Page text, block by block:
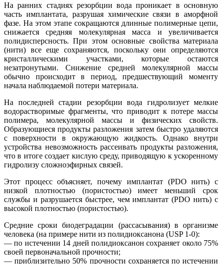
На ранних стадиях резорбции вода проникает в основную
часть имплантата, разрушая химические связи в аморфной
фазе. На этом этапе сокращаются длинные полимерные цепи,
снижается средняя молекулярная масса и увеличивается
полидисперсность. При этом основные свойства материала
(нити) все еще сохраняются, поскольку они определяются
кристаллическими участками, которые остаются
незатронутыми. Снижение средней молекулярной массы
обычно происходит в период, предшествующий моменту
начала наблюдаемой потери материала.
На последней стадии резорбции вода гидролизует мелкие
водорастворимые фрагменты, что приводит к потере массы
полимера, молекулярной массы и физических свойств.
Образующиеся продукты разложения затем быстро удаляются
с поверхности в окружающую жидкость. Однако внутри
устройства невозможность рассеивать продукты разложения,
что в итоге создает кислую среду, приводящую к ускоренному
гидролизу сложноэфирных связей.
Этот процесс объясняет, почему имплантат (PDO нить) с
низкой плотностью (пористостью) имеет меньший срок
службы и разрушается быстрее, чем имплантат (PDO нить) с
высокой плотностью (пористостью).
Средние сроки биодеградации (рассасывания) в организме
человека (на примере нити из полидиоксанона (USP 1-0):
— по истечении 14 дней полидиоксанон сохраняет около 75%
своей первоначальной прочности;
— приблизительно 50% прочности сохраняется по истечении